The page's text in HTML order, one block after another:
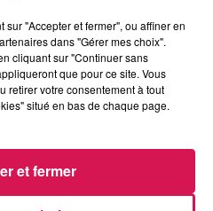
FEAT BURNA
BOY
Dai
LOUISE ATTAQUE
Les Nuits Parisiennes
CONSULTÉS
"Accepter et fermer", ou affiner en
dans "Gérer mes choix".
cliquant sur "Continuer sans
que pour ce site. Vous
retirer votre consentement à tout
situé en bas de chaque page.
et fermer